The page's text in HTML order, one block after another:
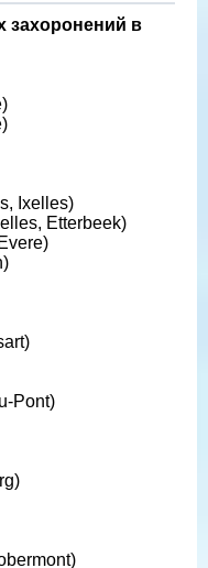
захоронений в
Ixelles)
Etterbeek)
Pont)